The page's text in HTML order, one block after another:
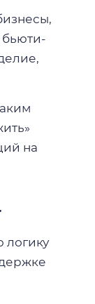
бьюти-
на
логику